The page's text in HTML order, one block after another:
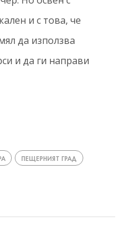
и с това, че
да използва
и да ги направи
ПЕЩЕРНИЯТ ГРАД